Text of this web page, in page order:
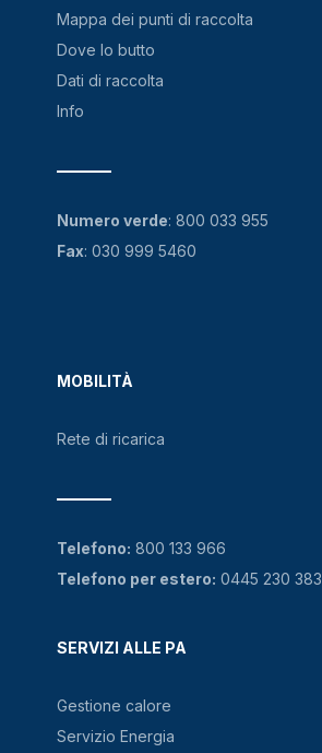
Mappa dei punti di raccolta
Dove lo butto
Dati di raccolta
Info
MOBILITÀ
Rete di ricarica
SERVIZI ALLE PA
Gestione calore
Servizio Energia
Numero verde: 800 033 955
Fax: 030 999 5460
Telefono: 800 133 966
Telefono per estero: 0445 230 383